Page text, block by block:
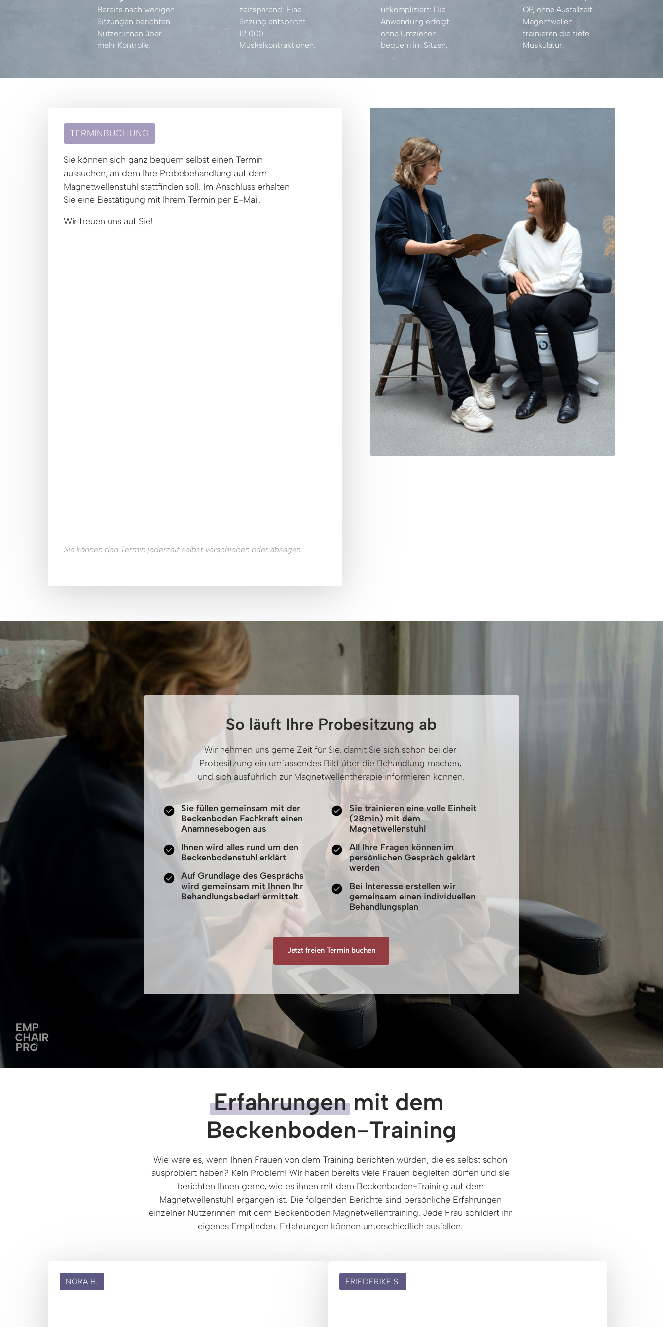
Bereits nach
Sitzungen
Nutzer:innen
mehr Kontrolle.
zeitsparend:
Sitzung
Muskelkontraktionen.
unkompliziert:
Anwendung
ohne Umziehen
bequem im Sitzen.
OP, ohne Ausfallzeit
trainieren die
tiefe
Muskulatur.
TERMINBUCHUNG
Sie können sich ganz bequem selbst einen Termin
aussuchen, an dem Ihre Probebehandlung auf dem
Magnetwellenstuhl stattfinden soll. Im Anschluss erhalten
Sie eine Bestätigung mit Ihrem Termin per E-Mail.
Wir freuen uns auf Sie!
So läuft Ihre Probesitzung ab
Wir nehmen uns gerne Zeit für Sie, damit Sie sich schon bei der
Probesitzung ein umfassendes Bild über die Behandlung machen,
und sich ausführlich zur Magnetwellentherapie informieren können.
Sie füllen gemeinsam mit der
Beckenboden Fachkraft einen
Anamnesebogen aus
Ihnen wird alles rund um den
Beckenbodenstuhl erklärt
Auf Grundlage des Gesprächs
wird gemeinsam mit Ihnen Ihr
Behandlungsbedarf ermittelt
Sie trainieren eine volle Einheit
(28min) mit dem
Magnetwellenstuhl
All Ihre Fragen können im
persönlichen Gespräch geklärt
werden
Bei Interesse erstellen wir
gemeinsam einen individuellen
Behandlungsplan
Jetzt freien Termin buchen
Erfahrungen mit dem
Beckenboden-Training
Wie wäre es, wenn Ihnen Frauen von dem Training berichten würden, die es selbst schon
ausprobiert haben? Kein Problem! Wir haben bereits viele Frauen begleiten dürfen und sie
berichten Ihnen gerne, wie es ihnen mit dem Beckenboden-Training auf dem
Magnetwellenstuhl ergangen ist. Die folgenden Berichte sind persönliche Erfahrungen
einzelner Nutzerinnen mit dem Beckenboden Magnetwellentraining. Jede Frau schildert ihr
eigenes Empfinden. Erfahrungen können unterschiedlich ausfallen.
NORA H. FRIEDERIKE S.